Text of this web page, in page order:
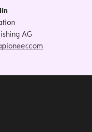
AG